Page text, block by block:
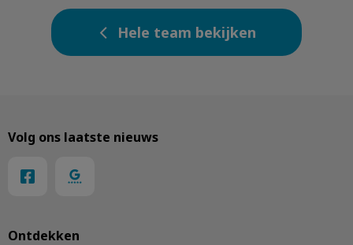
Hele team bekijken
Ontdekken
Volg ons laatste nieuws